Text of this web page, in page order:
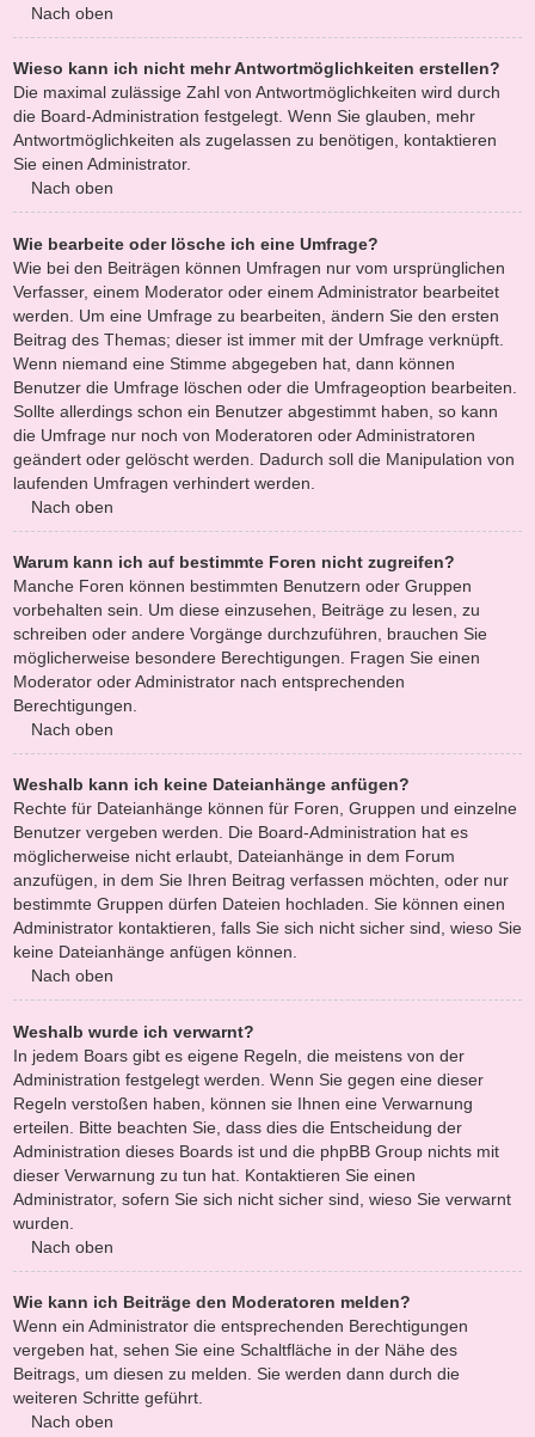
Nach oben
Wieso kann ich nicht mehr Antwortmöglichkeiten erstellen?
Die maximal zulässige Zahl von Antwortmöglichkeiten wird durch
die Board-Administration festgelegt. Wenn Sie glauben, mehr
Antwortmöglichkeiten als zugelassen zu benötigen, kontaktieren
Sie einen Administrator.
Nach oben
Wie bearbeite oder lösche ich eine Umfrage?
Wie bei den Beiträgen können Umfragen nur vom ursprünglichen
Verfasser, einem Moderator oder einem Administrator bearbeitet
werden. Um eine Umfrage zu bearbeiten, ändern Sie den ersten
Beitrag des Themas; dieser ist immer mit der Umfrage verknüpft.
Wenn niemand eine Stimme abgegeben hat, dann können
Benutzer die Umfrage löschen oder die Umfrageoption bearbeiten.
Sollte allerdings schon ein Benutzer abgestimmt haben, so kann
die Umfrage nur noch von Moderatoren oder Administratoren
geändert oder gelöscht werden. Dadurch soll die Manipulation von
laufenden Umfragen verhindert werden.
Nach oben
Warum kann ich auf bestimmte Foren nicht zugreifen?
Manche Foren können bestimmten Benutzern oder Gruppen
vorbehalten sein. Um diese einzusehen, Beiträge zu lesen, zu
schreiben oder andere Vorgänge durchzuführen, brauchen Sie
möglicherweise besondere Berechtigungen. Fragen Sie einen
Moderator oder Administrator nach entsprechenden
Berechtigungen.
Nach oben
Weshalb kann ich keine Dateianhänge anfügen?
Rechte für Dateianhänge können für Foren, Gruppen und einzelne
Benutzer vergeben werden. Die Board-Administration hat es
möglicherweise nicht erlaubt, Dateianhänge in dem Forum
anzufügen, in dem Sie Ihren Beitrag verfassen möchten, oder nur
bestimmte Gruppen dürfen Dateien hochladen. Sie können einen
Administrator kontaktieren, falls Sie sich nicht sicher sind, wieso Sie
keine Dateianhänge anfügen können.
Nach oben
Weshalb wurde ich verwarnt?
In jedem Boars gibt es eigene Regeln, die meistens von der
Administration festgelegt werden. Wenn Sie gegen eine dieser
Regeln verstoßen haben, können sie Ihnen eine Verwarnung
erteilen. Bitte beachten Sie, dass dies die Entscheidung der
Administration dieses Boards ist und die phpBB Group nichts mit
dieser Verwarnung zu tun hat. Kontaktieren Sie einen
Administrator, sofern Sie sich nicht sicher sind, wieso Sie verwarnt
wurden.
Nach oben
Wie kann ich Beiträge den Moderatoren melden?
Wenn ein Administrator die entsprechenden Berechtigungen
vergeben hat, sehen Sie eine Schaltfläche in der Nähe des
Beitrags, um diesen zu melden. Sie werden dann durch die
weiteren Schritte geführt.
Nach oben